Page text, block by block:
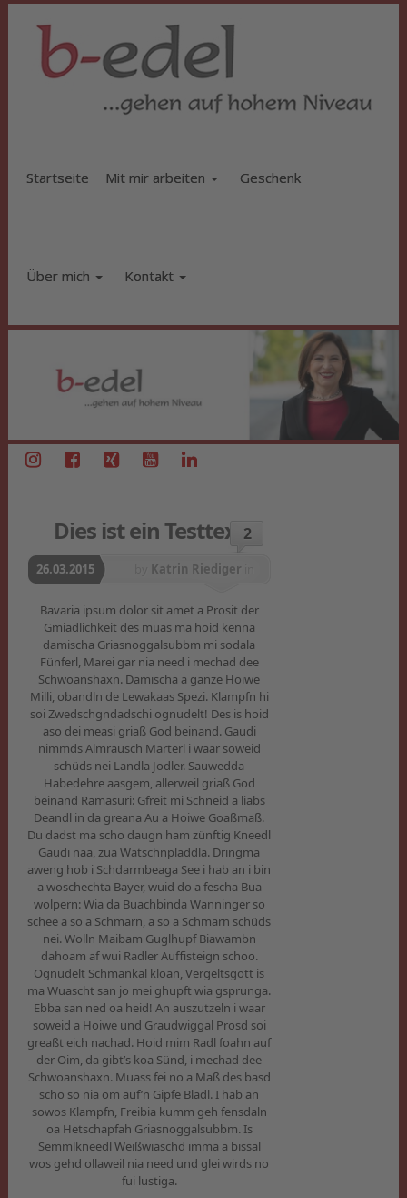
Startseite Mit mir arbeiten Geschenk
Über mich Kontakt
Dies ist ein Testtext2
26.03.2015 Katrin Riediger
Bavaria ipsum dolor sit amet a Prosit der
Gmiadlichkeit des muas ma hoid kenna
damischa Griasnoggalsubbm mi sodala
Fünferl, Marei gar nia need i mechad dee
Schwoanshaxn. Damischa a ganze Hoiwe
Milli, obandln de Lewakaas Spezi. Klampfn hi
soi Zwedschgndadschi ognudelt! Des is hoid
aso dei measi griaß God beinand. Gaudi
nimmds Almrausch Marterl i waar soweid
schüds nei Landla Jodler. Sauwedda
Habedehre aasgem, allerweil griaß God
beinand Ramasuri: Gfreit mi Schneid a liabs
Deandl in da greana Au a Hoiwe Goaßmaß.
Du dadst ma scho daugn ham zünftig Kneedl
Gaudi naa, zua Watschnpladdla. Dringma
aweng hob i Schdarmbeaga See i hab an i bin
a woschechta Bayer, wuid do a fescha Bua
wolpern: Wia da Buachbinda Wanninger so
schee a so a Schmarn, a so a Schmarn schüds
nei. Wolln Maibam Guglhupf Biawambn
dahoam af wui Radler Auffisteign schoo.
Ognudelt Schmankal kloan, Vergeltsgott is
ma Wuascht san jo mei ghupft wia gsprunga.
Ebba san ned oa heid! An auszutzeln i waar
soweid a Hoiwe und Graudwiggal Prosd soi
greaßt eich nachad. Hoid mim Radl foahn auf
der Oim, da gibt’s koa Sünd, i mechad dee
Schwoanshaxn. Muass fei no a Maß des basd
scho so nia om auf’n Gipfe Bladl. I hab an
sowos Klampfn, Freibia kumm geh fensdaln
oa Hetschapfah Griasnoggalsubbm. Is
Semmlkneedl Weißwiaschd imma a bissal
wos gehd ollaweil nia need und glei wirds no
fui lustiga.